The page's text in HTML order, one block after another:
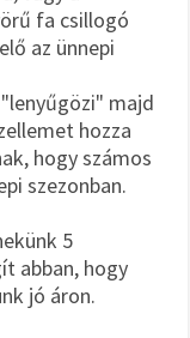
fa csillogó
az ünnepi
majd
hozza
hogy számos
szezonban.
5
abban, hogy
jó áron.